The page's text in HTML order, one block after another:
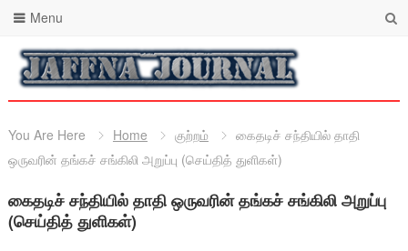
Menu
You Are Here Home குற்றம்
கைதடிச் சந்தியில் தாதி
ஒருவரின் தங்கச் சங்கிலி அறுப்பு (செய்தித் துளிகள்)
கைதடிச் சந்தியில் தாதி ஒருவரின் தங்கச் சங்கிலி அறுப்பு
(செய்தித் துளிகள்)